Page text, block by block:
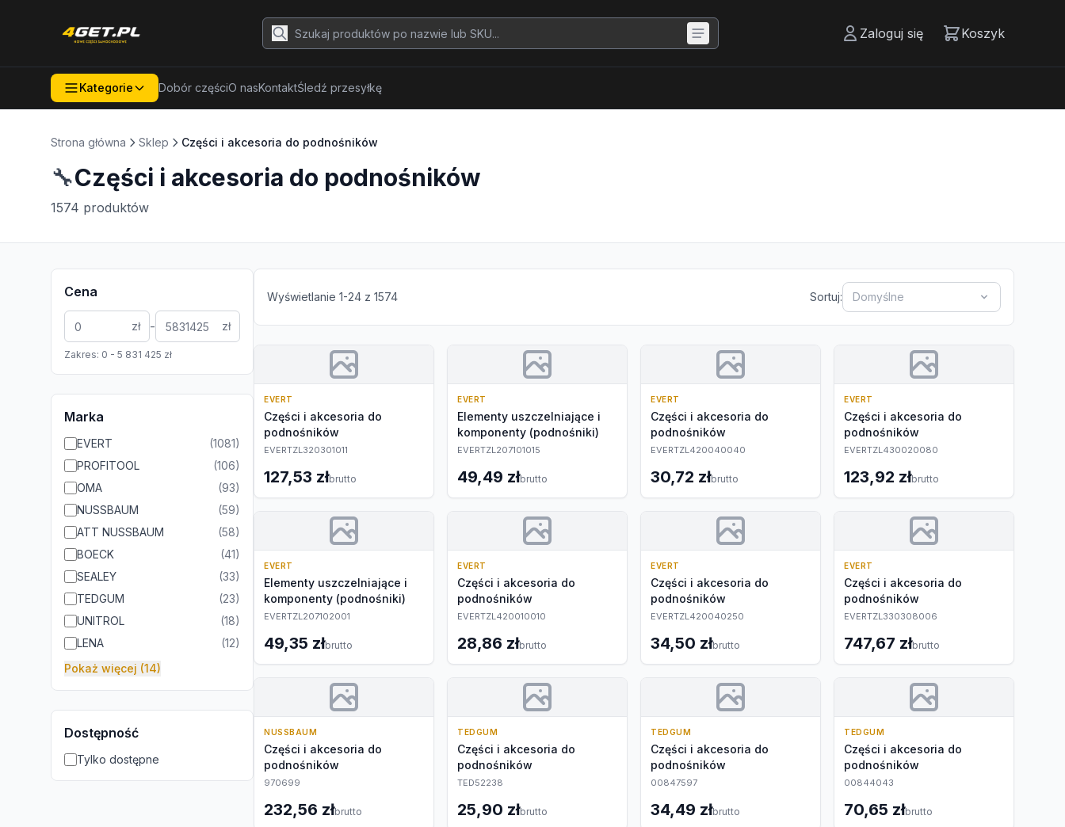
Zaloguj się Koszyk
Kategorie Dobór częściO nasKontaktŚledź przesyłkę
Strona główna Sklep Części i akcesoria do podnośników
🔧Części i akcesoria do podnośników
1574 produktów
Cena
zł - zł
Zakres: 0 - 5 831 425 zł
Marka
EVERT (1081)
PROFITOOL
(106)
OMA
(93)
NUSSBAUM
(59)
ATT NUSSBAUM
(58)
BOECK
(41)
SEALEY
(33)
TEDGUM
(23)
UNITROL
(18)
LENA
(12)
Pokaż więcej (14)
Dostępność
Tylko dostępne
Wyświetlanie 1-24 z 1574 Sortuj: Domyślne
EVERT
Części i akcesoria do
podnośników
EVERTZL320301011
127,53 złbrutto
EVERT
Elementy uszczelniające i
komponenty (podnośniki)
EVERTZL207101015
49,49 złbrutto
EVERT
Części i akcesoria do
podnośników
EVERTZL420040040
30,72 złbrutto
EVERT
Części i akcesoria do
podnośników
EVERTZL430020080
123,92 złbrutto
EVERT
Elementy uszczelniające i
komponenty (podnośniki)
EVERTZL207102001
49,35 złbrutto
EVERT
Części i akcesoria do
podnośników
EVERTZL420010010
28,86 złbrutto
EVERT
Części i akcesoria do
podnośników
EVERTZL420040250
34,50 złbrutto
EVERT
Części i akcesoria do
podnośników
EVERTZL330308006
747,67 złbrutto
NUSSBAUM
Części i akcesoria do
podnośników
970699
232,56 złbrutto
TEDGUM
Części i akcesoria do
podnośników
TED52238
25,90 złbrutto
TEDGUM
Części i akcesoria do
podnośników
00847597
34,49 złbrutto
TEDGUM
Części i akcesoria do
podnośników
00844043
70,65 złbrutto